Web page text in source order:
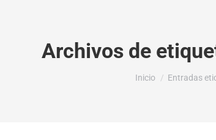
Archivos de
Estás aquí:
Inicio Entradas